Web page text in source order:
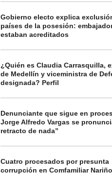
Gobierno electo explica
países de la posesión:
estaban acreditados
¿Quién es Claudia Carrasquilla,
de Medellín y viceministra de
designada? Perfil
Denunciante que sigue en
Jorge Alfredo Vargas se
retracto de nada”
Cuatro procesados por presunta
corrupción en Comfamiliar